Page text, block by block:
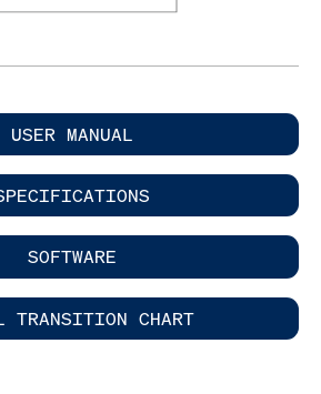
USER MANUAL
SOFTWARE
TRANSITION CHART